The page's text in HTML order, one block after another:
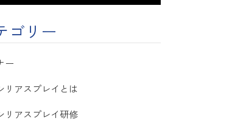
ゴリー
ー
リアスプレイとは
リアスプレイ研修